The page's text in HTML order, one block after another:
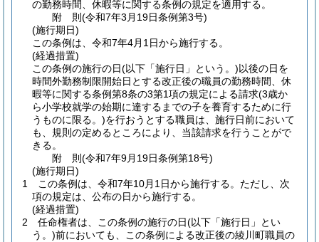
の勤務時間、休暇等に関する条例の規定を適用する。
附 則(令和7年3月19日条例第3号)
(施行期日)
この条例は、令和7年4月1日から施行する。
(経過措置)
この条例の施行の日(以下「施行日」という。)以後の日を
時間外勤務制限開始日とする改正後の職員の勤務時間、休
暇等に関する条例第8条の3第1項の規定による請求(3歳か
ら小学校就学の始期に達するまでの子を養育するために行
うものに限る。)を行おうとする職員は、施行日前において
も、規則の定めるところにより、当該請求を行うことがで
きる。
附 則(令和7年9月19日条例第18号)
(施行期日)
1
この条例は、令和7年10月1日から施行する。 ただし、次
項の規定は、公布の日から施行する。
(経過措置)
2
任命権者は、この条例の施行の日(以下「施行日」とい
う。)前においても、この条例による改正後の綾川町職員の